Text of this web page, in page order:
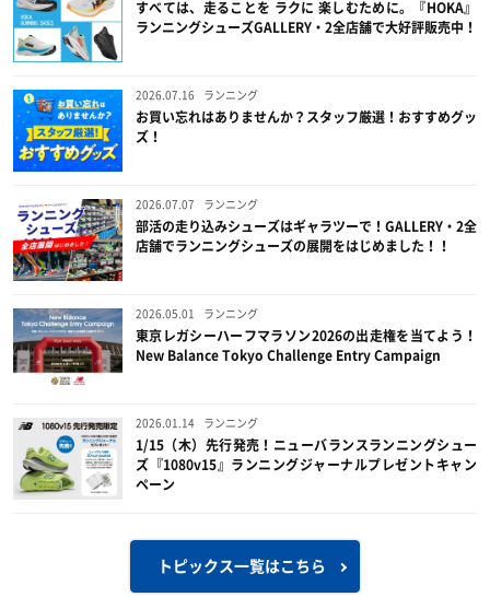
すべては、走ることを ラクに 楽しむために。『HOKA』
ランニングシューズGALLERY・2全店舗で大好評販売中！
2026.07.16 ランニング
お買い忘れはありませんか？スタッフ厳選！おすすめグッ
ズ！
2026.07.07 ランニング
部活の走り込みシューズはギャラツーで！GALLERY・2全
店舗でランニングシューズの展開をはじめました！！
2026.05.01 ランニング
東京レガシーハーフマラソン2026の出走権を当てよう！
New Balance Tokyo Challenge Entry Campaign
2026.01.14 ランニング
1/15（木）先行発売！ニューバランスランニングシュー
ズ『1080v15』ランニングジャーナルプレゼントキャン
ペーン
トピックス一覧はこちら